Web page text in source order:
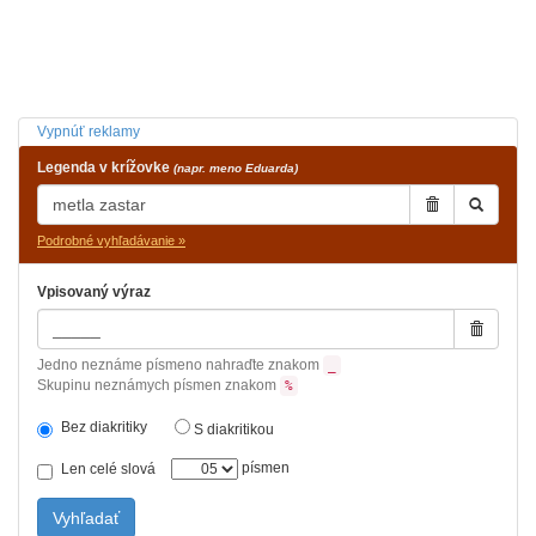
Vypnúť reklamy
Legenda v krížovke (napr. meno Eduarda)
Podrobné vyhľadávanie »
Vpisovaný výraz
Jedno neznáme písmeno nahraďte znakom
Skupinu neznámych písmen znakom %
Bez diakritiky S diakritikou
Len celé slová písmen
Vyhľadať